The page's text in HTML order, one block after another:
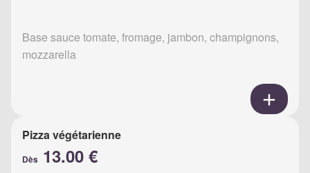
Base sauce tomate, fromage, jambon, champignons,
mozzarella
Pizza végétarienne
Dès 13.00 €